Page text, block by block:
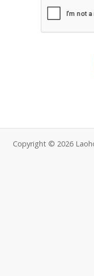
Copyright © 2026